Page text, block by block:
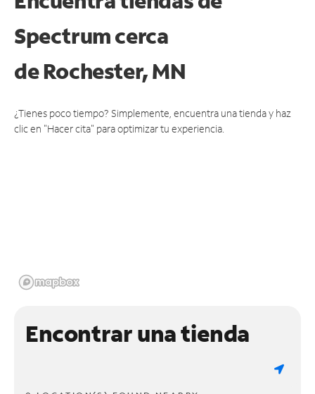
Spectrum cerca
deRochester, MN
¿Tienes poco tiempo? Simplemente, encuentra una tienda y haz
clic en "Hacer cita" para optimizar tu experiencia.
Encontrar una tienda